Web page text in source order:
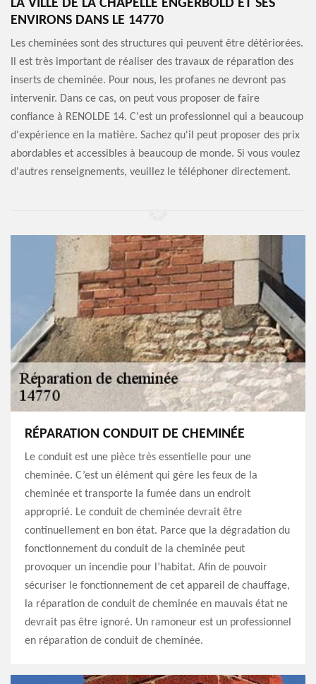
LA VILLE DE LA CHAPELLE ENGERBOLD ET SES
ENVIRONS DANS LE 14770
Les cheminées sont des structures qui peuvent être détériorées.
Il est très important de réaliser des travaux de réparation des
inserts de cheminée. Pour nous, les profanes ne devront pas
intervenir. Dans ce cas, on peut vous proposer de faire
confiance à RENOLDE 14. C'est un professionnel qui a beaucoup
d'expérience en la matière. Sachez qu'il peut proposer des prix
abordables et accessibles à beaucoup de monde. Si vous voulez
d'autres renseignements, veuillez le téléphoner directement.
RÉPARATION CONDUIT DE CHEMINÉE
Le conduit est une pièce très essentielle pour une
cheminée. C’est un élément qui gère les feux de la
cheminée et transporte la fumée dans un endroit
approprié. Le conduit de cheminée devrait être
continuellement en bon état. Parce que la dégradation du
fonctionnement du conduit de la cheminée peut
provoquer un incendie pour l’habitat. Afin de pouvoir
sécuriser le fonctionnement de cet appareil de chauffage,
la réparation de conduit de cheminée en mauvais état ne
devrait pas être ignoré. Un ramoneur est un professionnel
en réparation de conduit de cheminée.